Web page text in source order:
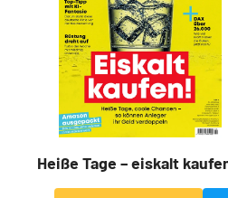
Heiße Tage – eiskalt